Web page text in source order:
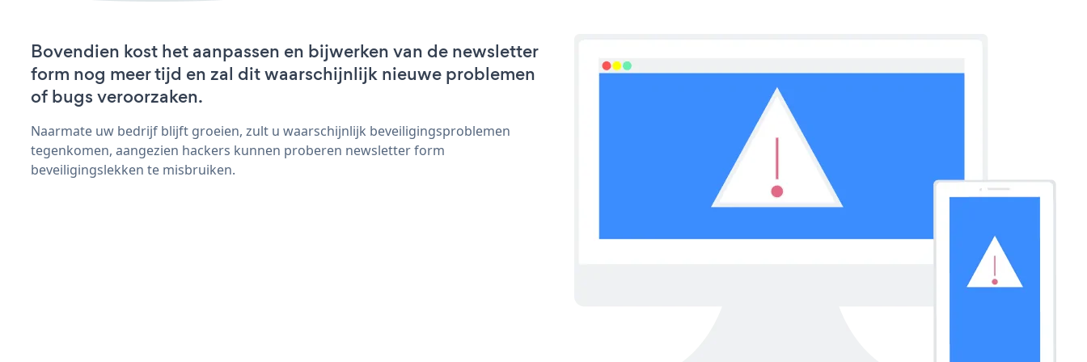
Bovendien kost het aanpassen en bijwerken van de newsletter
form nog meer tijd en zal dit waarschijnlijk nieuwe problemen
of bugs veroorzaken.
Naarmate uw bedrijf blijft groeien, zult u waarschijnlijk beveiligingsproblemen
tegenkomen, aangezien hackers kunnen proberen newsletter form
beveiligingslekken te misbruiken.